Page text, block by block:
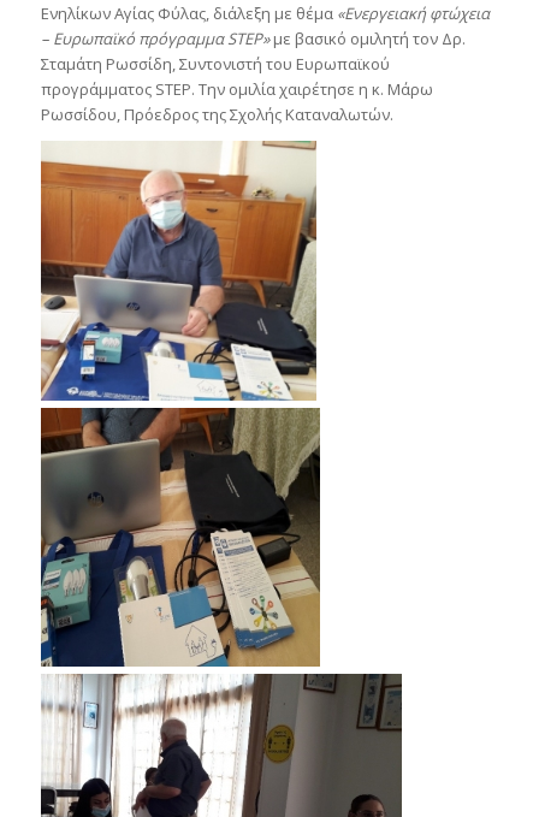
Ενηλίκων Αγίας Φύλας, διάλεξη με θέμα «Ενεργειακή φτώχεια
– Ευρωπαϊκό πρόγραμμαSTEP»με βασικό ομιλητή τον Δρ.
Σταμάτη Ρωσσίδη, Συντονιστή του Ευρωπαϊκού
προγράμματος STEP. Την ομιλία χαιρέτησε η κ. Μάρω
Ρωσσίδου, Πρόεδρος της Σχολής Καταναλωτών.